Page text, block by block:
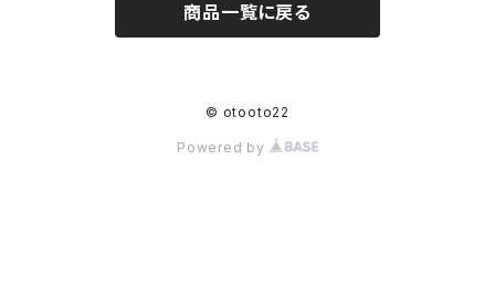
商品一覧に戻る
© otooto22
Powered by